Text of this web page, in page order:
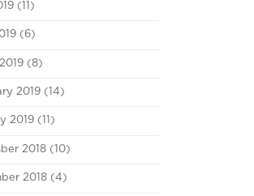
(11)
(6)
(8)
2019 (14)
2019 (11)
2018 (10)
2018 (4)